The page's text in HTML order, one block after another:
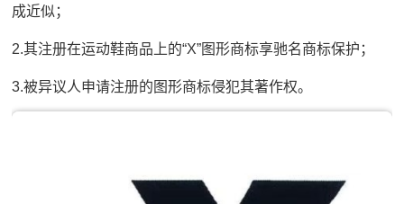
成近似；
2.其注册在运动鞋商品上的“X”图形商标享驰名商标保护；
3.被异议人申请注册的图形商标侵犯其著作权。